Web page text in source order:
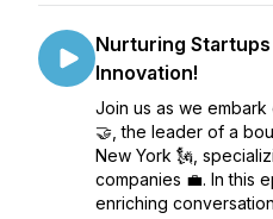
Nurturing
Innovation!
Join us as we
🤝, the leader of a
New York 🗽,
companies 💼. In this
enriching